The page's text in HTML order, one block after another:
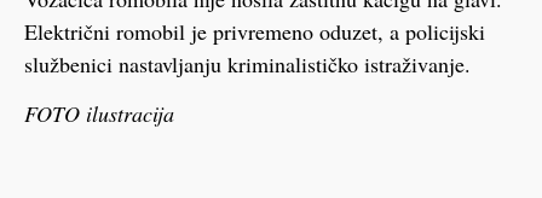
Električni romobil je privremeno oduzet, a policijski
službenici nastavljanju kriminalističko istraživanje.
FOTO ilustracija